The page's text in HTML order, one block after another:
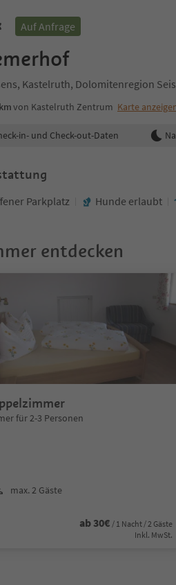
Auf Anfrage
Kastelruth, Dolomitenregion
von Kastelruth Zentrum Karte
bearbeiten
in- und Check-out-Daten
Parkplatz Hunde erlaubt
entdecken
für 2-3 Personen
max. 2 Gäste
ab 30€ / 1 Nacht / 2 Gäste
Inkl. MwSt.